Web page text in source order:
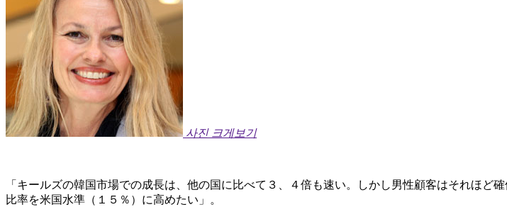
사진 크게보기
「キールズの韓国市場での成長は、他の国に比べて３、４倍も速い。しかし男性顧客はそれほど
比率を米国水準（１５％）に高めたい」。